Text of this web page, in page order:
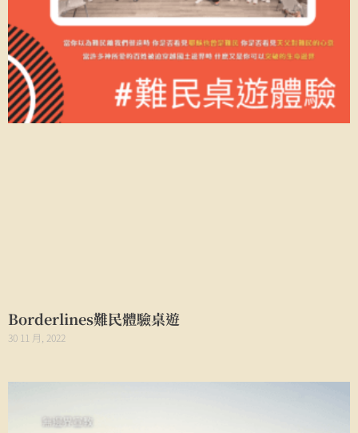
Borderlines難民體驗桌遊
30 11 月, 2022